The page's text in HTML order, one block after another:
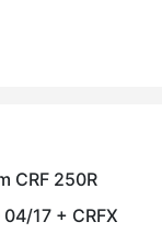
CRF 250R
17 + CRFX